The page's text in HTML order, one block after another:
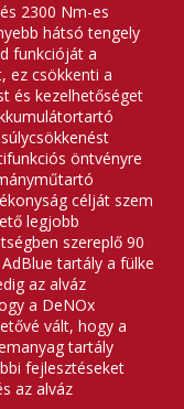
2300 Nm-es
hátsó tengely
funkcióját a
ez csökkenti a
és kezelhetőséget
öntvényre
célját szem
legjobb
szereplő 90
tartály a fülke
az alváz
a DeNOx
vált, hogy a
tartály
fejlesztéseket
az alváz